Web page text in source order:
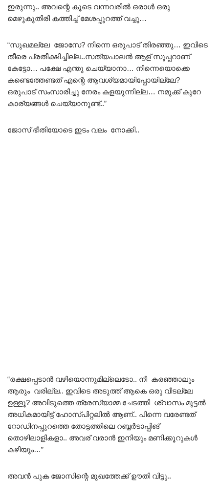
ഇരുന്നു.. അവന്റെ കൂടെ വന്നവരിൽ ഒരാൾ ഒരു
മെഴുകുതിരി കത്തിച്ച് മേശപ്പുറത്ത് വച്ചു…
“സുഖമല്ലേ ജോസേ? നിന്നെ ഒരുപാട് തിരഞ്ഞു… ഇവിടെ
തീരെ പ്രതീക്ഷിച്ചില്ല..സത്യപാലൻ ആള് സൂപ്പറാണ്
കേട്ടോ… പക്ഷേ എന്തു ചെയ്യാനാ… നിന്നെയൊക്കെ
കണ്ടെത്തേണ്ടത് എന്റെ ആവശ്യമായിപ്പോയില്ലേ?
ഒരുപാട് സംസാരിച്ചു നേരം കളയുന്നില്ല… നമുക്ക് കുറേ
കാര്യങ്ങൾ ചെയ്യാനുണ്ട്..”
ജോസ് ഭീതിയോടെ ഇടം വലം നോക്കി..
“രക്ഷപ്പെടാൻ വഴിയൊന്നുമില്ലെടോ.. നീ കരഞ്ഞാലും
ആരും വരില്ല.. ഇവിടെ അടുത്ത് ആകെ ഒരു വീടല്ലേ
ഉള്ളൂ? അവിടുത്തെ ത്രേസ്യാമ്മ ചേടത്തി ശ്വാസം മുട്ടൽ
അധികമായിട്ട് ഹോസ്പിറ്റലിൽ ആണ്.. പിന്നെ വരേണ്ടത്
റോഡിനപ്പുറത്തെ തോട്ടത്തിലെ റബ്ബർടാപ്പിങ്
തൊഴിലാളികളാ.. അവര് വരാൻ ഇനിയും മണിക്കൂറുകൾ
കഴിയും…”
അവൻ പുക ജോസിന്റെ മുഖത്തേക്ക് ഊതി വിട്ടു..